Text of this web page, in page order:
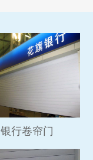
银行卷帘门